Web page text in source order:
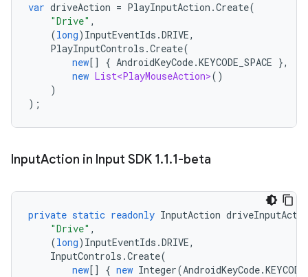
var driveAction = PlayInputAction .Create(
"Drive" ,
(long) InputEventIds .DRIVE,
PlayInputControls .Create(
new [] { AndroidKeyCode.KEYCODE_SPACE },
new List<PlayMouseAction>()
)
);
InputAction in Input SDK 1.1.1-beta
private static readonly InputAction
"Drive" ,
(long) InputEventIds .DRIVE,
InputControls .Create(
new [] { new Integer(AndroidKeyCode.